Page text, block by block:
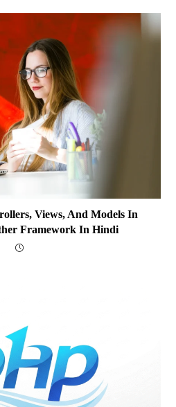
Views, And Models In
Framework In Hindi